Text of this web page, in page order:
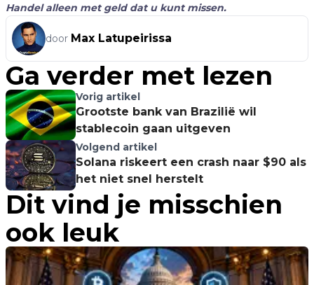
Handel alleen met geld dat u kunt missen.
door Max Latupeirissa
Ga verder met lezen
Vorig artikel
Grootste bank van Brazilië wil
stablecoin gaan uitgeven
Volgend artikel
Solana riskeert een crash naar $90 als
het niet snel herstelt
Dit vind je misschien
ook leuk